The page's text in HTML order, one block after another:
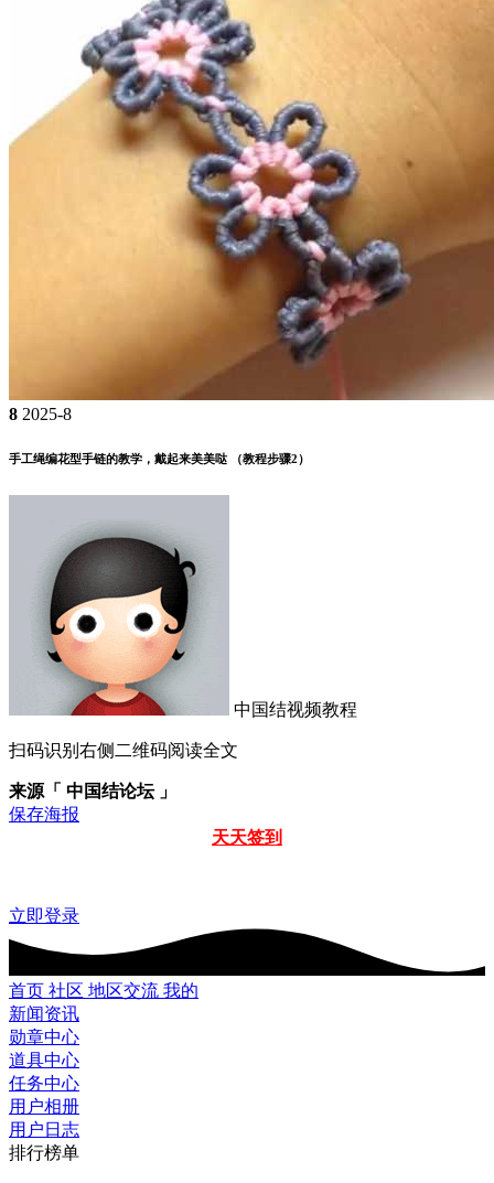
8 2025-8
手工绳编花型手链的教学，戴起来美美哒 （教程步骤2）
中国结视频教程
扫码识别右侧二维码阅读全文
来源「 中国结论坛 」
保存海报
天天签到
立即登录
首页 社区 地区交流 我的
新闻资讯
勋章中心
道具中心
任务中心
用户相册
用户日志
排行榜单